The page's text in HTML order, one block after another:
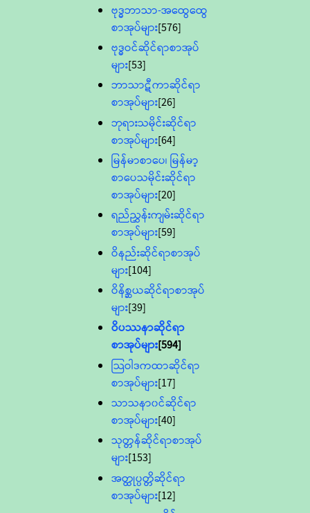
ဗုဒ္ဓဘာသာ-အထွေထွေ
စာအုပ်များ[576]
ဗုဒ္ဓဝင်ဆိုင်ရာစာအုပ်
များ[53]
ဘာသာဋီကာဆိုင်ရာ
စာအုပ်များ[26]
ဘုရားသမိုင်းဆိုင်ရာ
စာအုပ်များ[64]
မြန်မာစာပေ၊ မြန်မာ့
စာပေသမိုင်းဆိုင်ရာ
စာအုပ်များ[20]
ရည်ညွှန်းကျမ်းဆိုင်ရာ
စာအုပ်များ[59]
ဝိနည်းဆိုင်ရာစာအုပ်
များ[104]
ဝိနိစ္ဆယဆိုင်ရာစာအုပ်
များ[39]
ဝိပဿနာဆိုင်ရာ
စာအုပ်များ[594]
သြဝါဒကထာဆိုင်ရာ
စာအုပ်များ[17]
သာသနာ၀င်ဆိုင်ရာ
စာအုပ်များ[40]
သုတ္တန်ဆိုင်ရာစာအုပ်
များ[153]
အတ္ထုပ္ပတ္တိဆိုင်ရာ
စာအုပ်များ[12]